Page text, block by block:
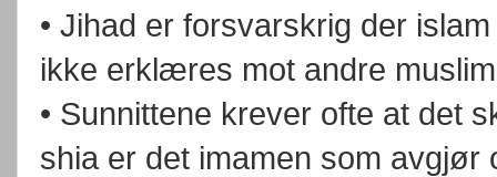
• Jihad er forsvarskrig der
ikke erklæres mot andre
• Sunnittene krever ofte at det
shia er det imamen som avgjør